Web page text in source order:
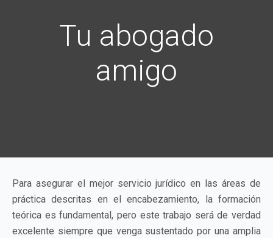
Abogados
especialistas
en cada área
Servicio
excelente
Tu abogado
amigo
30 años de
experiencia
Abogados
especialistas
en cada área
Servicio
excelente
Para asegurar el mejor servicio jurídico en las áreas de
práctica descritas en el encabezamiento, la formación
teórica es fundamental, pero este trabajo será de verdad
excelente siempre que venga sustentado por una amplia